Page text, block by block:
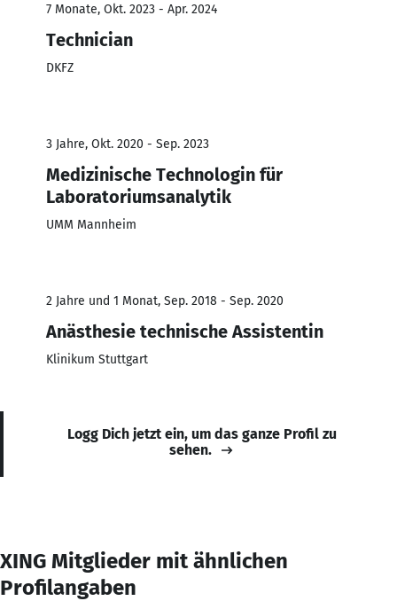
7 Monate, Okt. 2023 - Apr. 2024
Technician
DKFZ
3 Jahre, Okt. 2020 - Sep. 2023
Medizinische Technologin für
Laboratoriumsanalytik
UMM Mannheim
2 Jahre und 1 Monat, Sep. 2018 - Sep. 2020
Anästhesie technische Assistentin
Klinikum Stuttgart
Logg Dich jetzt ein, um das ganze Profil zu
sehen.
XING Mitglieder mit ähnlichen
Profilangaben